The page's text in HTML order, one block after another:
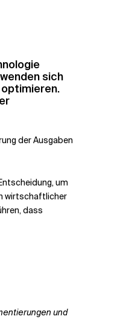
sich
der Ausgaben
um
wirtschaftlicher
dass
und